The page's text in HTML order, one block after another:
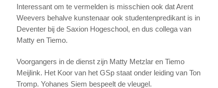
Interessant om te vermelden is misschien ook dat Arent
Weevers behalve kunstenaar ook studentenpredikant is in
Deventer bij de Saxion Hogeschool, en dus collega van
Matty en Tiemo.
Voorgangers in de dienst zijn Matty Metzlar en Tiemo
Meijlink. Het Koor van het GSp staat onder leiding van Ton
Tromp. Yohanes Siem bespeelt de vleugel.